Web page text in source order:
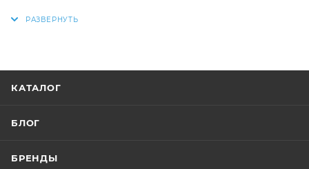
КАТАЛОГ
БЛОГ
БРЕНДЫ